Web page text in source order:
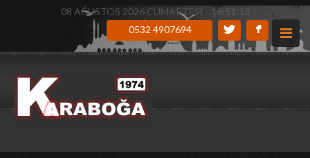
08 AĞUSTOS 2026 CUMARTESİ - 16:51:14
0532 4907694